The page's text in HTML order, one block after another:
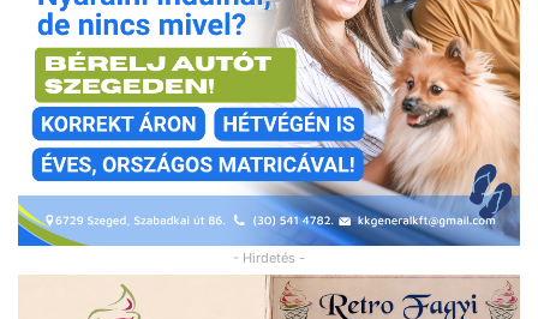
- Hirdetés -